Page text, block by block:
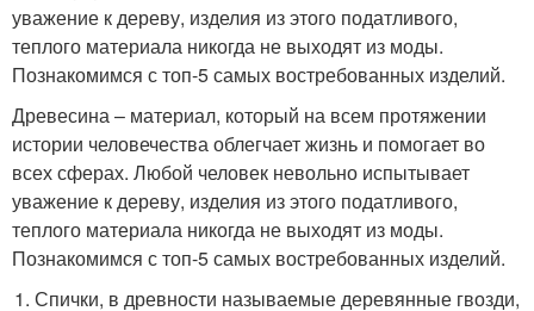
уважение к дереву, изделия из этого податливого,
теплого материала никогда не выходят из моды.
Познакомимся с топ-5 самых востребованных изделий.
Древесина – материал, который на всем протяжении
истории человечества облегчает жизнь и помогает во
всех сферах. Любой человек невольно испытывает
уважение к дереву, изделия из этого податливого,
теплого материала никогда не выходят из моды.
Познакомимся с топ-5 самых востребованных изделий.
Спички, в древности называемые деревянные гвозди,